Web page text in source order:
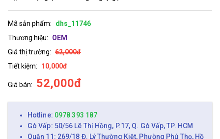
Mã sản phẩm:
dhs_11746
Thương hiệu:
OEM
Giá thị trường: 62,000đ
Tiết kiệm:
10,000đ
Giá bán: 52,000đ
Hotline: 0978 393 187
Gò Vấp: 50/56 Lê Thị Hồng, P.17, Q. Gò Vấp, TP. HCM
Quận 11: 269/18 Đ. Lý Thường Kiệt, Phường Phú Thọ, Hồ